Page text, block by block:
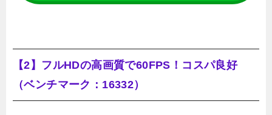
【2】フルHDの高画質で60FPS！コスパ良好
（ベンチマーク：16332）